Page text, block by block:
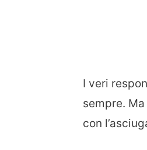
I veri
sempre.
con